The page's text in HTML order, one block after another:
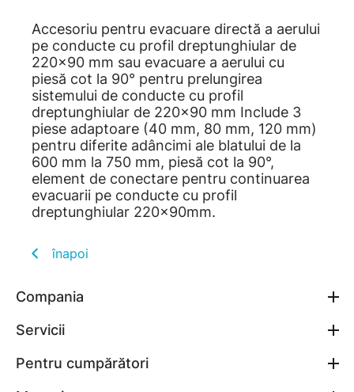
Accesoriu pentru evacuare directă a aerului
pe conducte cu profil dreptunghiular de
220x90 mm sau evacuare a aerului cu
piesă cot la 90° pentru prelungirea
sistemului de conducte cu profil
dreptunghiular de 220x90 mm Include 3
piese adaptoare (40 mm, 80 mm, 120 mm)
pentru diferite adâncimi ale blatului de la
600 mm la 750 mm, piesă cot la 90°,
element de conectare pentru continuarea
evacuarii pe conducte cu profil
dreptunghiular 220x90mm.
înapoi
Compania
Servicii
Pentru cumpărători